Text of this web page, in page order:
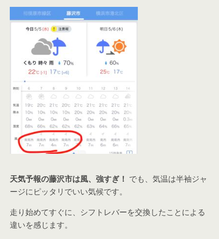
天気予報の藤沢市は風、強すぎ！ でも、気温は半袖ジャ
ージにピッタリでいい気候です。
走り始めてすぐに、シフトレバーを交換したことによる
違いを感じます。